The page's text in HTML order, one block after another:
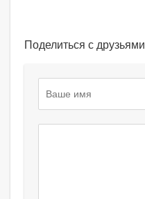
Поделиться с друзьями